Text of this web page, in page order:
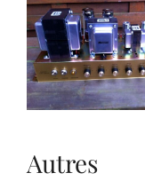
Autres